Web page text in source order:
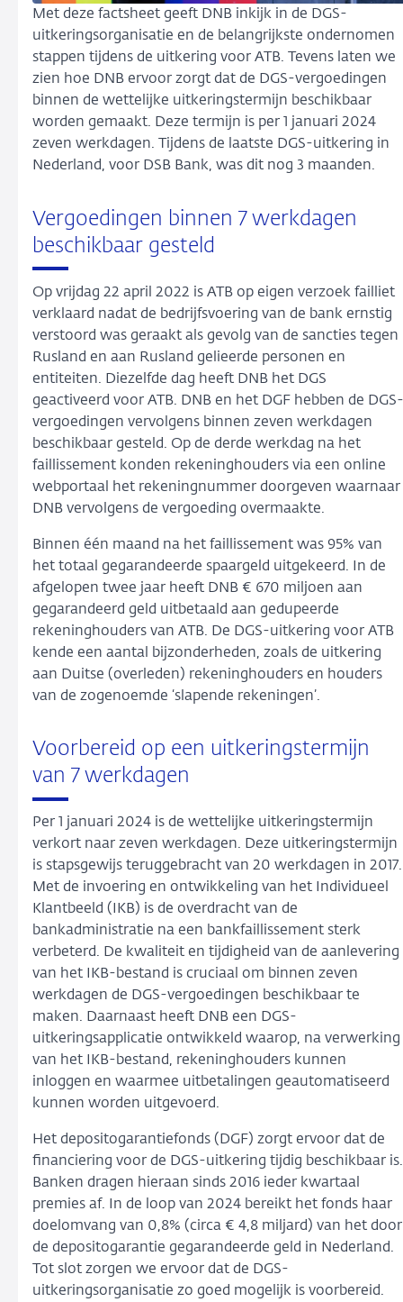
Met deze factsheet geeft DNB inkijk in de DGS-
uitkeringsorganisatie en de belangrijkste ondernomen
stappen tijdens de uitkering voor ATB. Tevens laten we
zien hoe DNB ervoor zorgt dat de DGS-vergoedingen
binnen de wettelijke uitkeringstermijn beschikbaar
worden gemaakt. Deze termijn is per 1 januari 2024
zeven werkdagen. Tijdens de laatste DGS-uitkering in
Nederland, voor DSB Bank, was dit nog 3 maanden.
Vergoedingen binnen 7 werkdagen
beschikbaar gesteld
Op vrijdag 22 april 2022 is ATB op eigen verzoek failliet
verklaard nadat de bedrijfsvoering van de bank ernstig
verstoord was geraakt als gevolg van de sancties tegen
Rusland en aan Rusland gelieerde personen en
entiteiten. Diezelfde dag heeft DNB het DGS
geactiveerd voor ATB. DNB en het DGF hebben de DGS-
vergoedingen vervolgens binnen zeven werkdagen
beschikbaar gesteld. Op de derde werkdag na het
faillissement konden rekeninghouders via een online
webportaal het rekeningnummer doorgeven waarnaar
DNB vervolgens de vergoeding overmaakte.
Binnen één maand na het faillissement was 95% van
het totaal gegarandeerde spaargeld uitgekeerd. In de
afgelopen twee jaar heeft DNB € 670 miljoen aan
gegarandeerd geld uitbetaald aan gedupeerde
rekeninghouders van ATB. De DGS-uitkering voor ATB
kende een aantal bijzonderheden, zoals de uitkering
aan Duitse (overleden) rekeninghouders en houders
van de zogenoemde ‘slapende rekeningen’.
Voorbereid op een uitkeringstermijn
van 7 werkdagen
Per 1 januari 2024 is de wettelijke uitkeringstermijn
verkort naar zeven werkdagen. Deze uitkeringstermijn
is stapsgewijs teruggebracht van 20 werkdagen in 2017.
Met de invoering en ontwikkeling van het Individueel
Klantbeeld (IKB) is de overdracht van de
bankadministratie na een bankfaillissement sterk
verbeterd. De kwaliteit en tijdigheid van de aanlevering
van het IKB-bestand is cruciaal om binnen zeven
werkdagen de DGS-vergoedingen beschikbaar te
maken. Daarnaast heeft DNB een DGS-
uitkeringsapplicatie ontwikkeld waarop, na verwerking
van het IKB-bestand, rekeninghouders kunnen
inloggen en waarmee uitbetalingen geautomatiseerd
kunnen worden uitgevoerd.
Het depositogarantiefonds (DGF) zorgt ervoor dat de
financiering voor de DGS-uitkering tijdig beschikbaar is.
Banken dragen hieraan sinds 2016 ieder kwartaal
premies af. In de loop van 2024 bereikt het fonds haar
doelomvang van 0,8% (circa € 4,8 miljard) van het door
de depositogarantie gegarandeerde geld in Nederland.
Tot slot zorgen we ervoor dat de DGS-
uitkeringsorganisatie zo goed mogelijk is voorbereid.